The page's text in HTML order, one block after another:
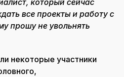
все проекты и работу с
прошу не увольнять
некоторые участники